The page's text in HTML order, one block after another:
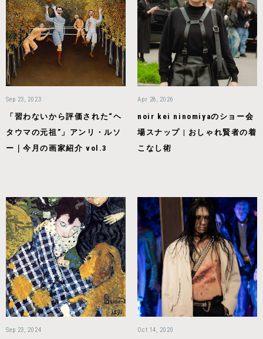
Sep 23, 2023
「習わないから評価された“ヘ
タウマの元祖”」アンリ・ルソ
ー｜今月の画家紹介 vol.3
Apr 28, 2026
noir kei ninomiyaのショー会
場スナップ | おしゃれ賢者の着
こなし術
Sep 23, 2024 Oct 14, 2020